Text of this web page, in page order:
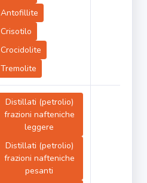
Antofillite
Crisotilo
Crocidolite
Tremolite
Distillati (petrolio)
frazioni nafteniche
leggere
Distillati (petrolio)
frazioni nafteniche
pesanti